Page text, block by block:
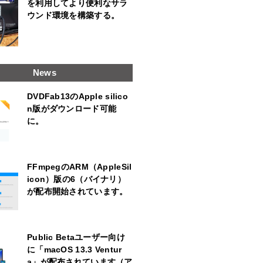
を利用してより便利なサラ
ウンド環境を構築する。
News
DVDFab13のApple silico
n版がダウンロード可能
に。
FFmpegのARM（AppleSil
icon）版の6（バイナリ）
が配布開始されています。
Public Betaユーザー向け
に「macOS 13.3 Ventur